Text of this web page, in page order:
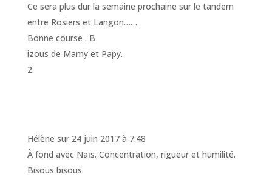
Ce sera plus dur la semaine prochaine sur le tandem
entre Rosiers et Langon……
Bonne course . B
izous de Mamy et Papy.
Hélène sur 24 juin 2017 à 7:48
À fond avec Naïs. Concentration, rigueur et humilité.
Bisous bisous